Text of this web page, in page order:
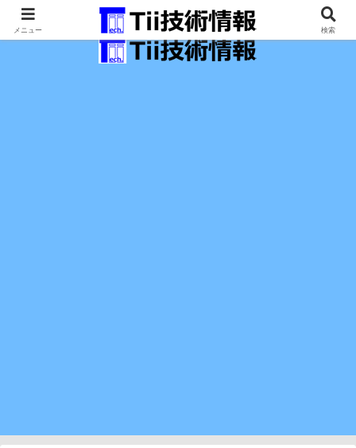
最新の科学技術の情報インフラ。
メニュー 検索